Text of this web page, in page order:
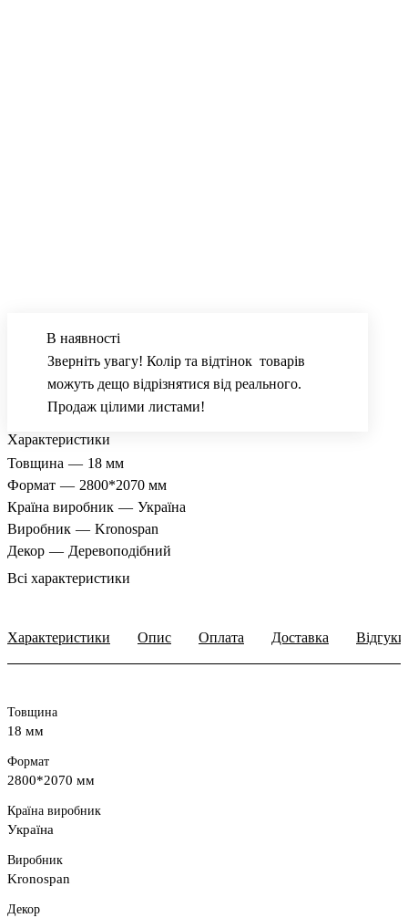
В наявності
Зверніть увагу! Колір та відтінок товарів
можуть дещо відрізнятися від реального.
Продаж цілими листами!
Характеристики
Товщина — 18 мм
Формат — 2800*2070 мм
Країна виробник — Україна
Виробник — Kronospan
Декор — Деревоподібний
Всі характеристики
Характеристики Опис Оплата Доставка Відгуки
Товщина
18 мм
Формат
2800*2070 мм
Країна виробник
Україна
Виробник
Kronospan
Декор